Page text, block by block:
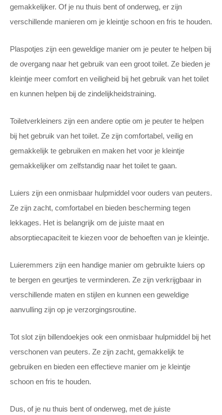
gemakkelijker. Of je nu thuis bent of onderweg, er zijn
verschillende manieren om je kleintje schoon en fris te houden.
Plaspotjes zijn een geweldige manier om je peuter te helpen bij
de overgang naar het gebruik van een groot toilet. Ze bieden je
kleintje meer comfort en veiligheid bij het gebruik van het toilet
en kunnen helpen bij de zindelijkheidstraining.
Toiletverkleiners zijn een andere optie om je peuter te helpen
bij het gebruik van het toilet. Ze zijn comfortabel, veilig en
gemakkelijk te gebruiken en maken het voor je kleintje
gemakkelijker om zelfstandig naar het toilet te gaan.
Luiers zijn een onmisbaar hulpmiddel voor ouders van peuters.
Ze zijn zacht, comfortabel en bieden bescherming tegen
lekkages. Het is belangrijk om de juiste maat en
absorptiecapaciteit te kiezen voor de behoeften van je kleintje.
Luieremmers zijn een handige manier om gebruikte luiers op
te bergen en geurtjes te verminderen. Ze zijn verkrijgbaar in
verschillende maten en stijlen en kunnen een geweldige
aanvulling zijn op je verzorgingsroutine.
Tot slot zijn billendoekjes ook een onmisbaar hulpmiddel bij het
verschonen van peuters. Ze zijn zacht, gemakkelijk te
gebruiken en bieden een effectieve manier om je kleintje
schoon en fris te houden.
Dus, of je nu thuis bent of onderweg, met de juiste